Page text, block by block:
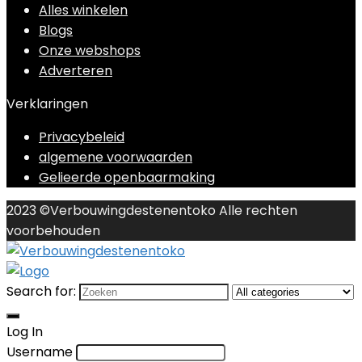
Alles winkelen
Blogs
Onze webshops
Adverteren
Verklaringen
Privacybeleid
algemene voorwaarden
Gelieerde openbaarmaking
2023 ©Verbouwingdestenentoko Alle rechten
voorbehouden
Search for:
Log In
Username